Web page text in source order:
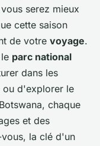
serez mieux
cette saison
de votre voyage.
parc national
dans les
ou d'explorer le
Botswana, chaque
et des
la clé d'un